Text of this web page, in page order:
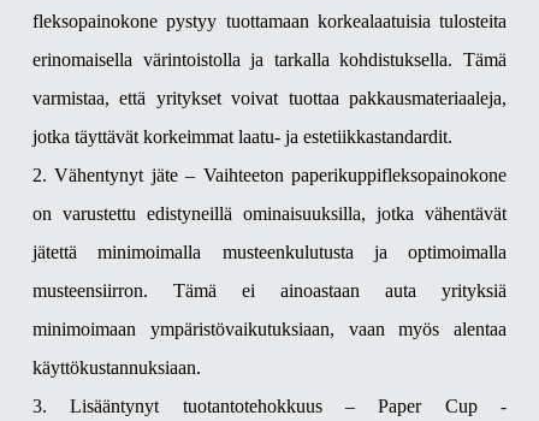
fleksopainokone pystyy tuottamaan korkealaatuisia tulosteita
erinomaisella värintoistolla ja tarkalla kohdistuksella. Tämä
varmistaa, että yritykset voivat tuottaa pakkausmateriaaleja,
jotka täyttävät korkeimmat laatu- ja estetiikkastandardit.
2. Vähentynyt jäte – Vaihteeton paperikuppifleksopainokone
on varustettu edistyneillä ominaisuuksilla, jotka vähentävät
jätettä minimoimalla musteenkulutusta ja optimoimalla
musteensiirron. Tämä ei ainoastaan ​​auta yrityksiä
minimoimaan ympäristövaikutuksiaan, vaan myös alentaa
käyttökustannuksiaan.
3. Lisääntynyt tuotantotehokkuus – Paper Cup -